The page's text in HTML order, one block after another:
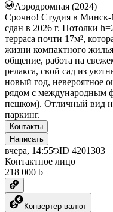
Аэродромная (2024)
Срочно! Студия в
сдан в 2026 г. Потолки
терраса почти 17м²,
жизни компактного
общение, работа на
релакса, свой сад из
новый год, невероятное
рядом с международным
пешком). Отличный вид
паркинг.
Контакты
Написать
вчера, 14:55 ID 4201303
Контактное лицо
218 000 ƃ
Конвертер валют